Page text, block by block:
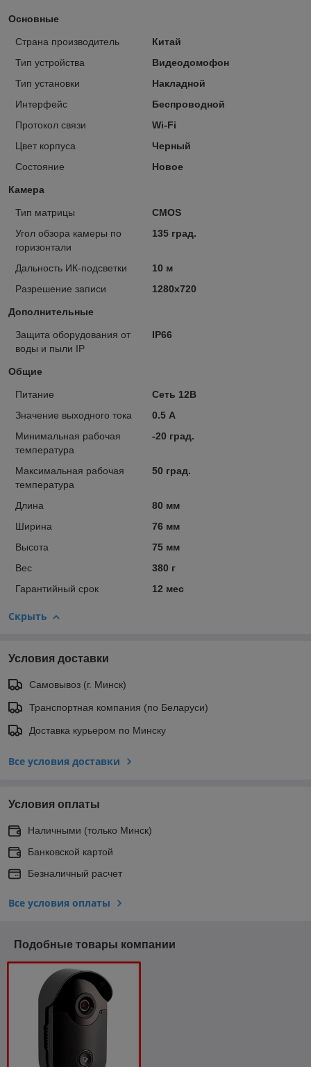
Основные
Страна производитель
Китай
Тип устройства
Видеодомофон
Тип установки
Накладной
Интерфейс
Беспроводной
Протокол связи
Wi-Fi
Цвет корпуса
Черный
Состояние
Новое
Камера
Тип матрицы
CMOS
Угол обзора камеры по
горизонтали
135 град.
Дальность ИК-подсветки
10 м
Разрешение записи
1280х720
Дополнительные
Защита оборудования от
воды и пыли IP
IP66
Общие
Питание
Сеть 12В
Значение выходного тока
0.5 А
Минимальная рабочая
температура
-20 град.
Максимальная рабочая
температура
50 град.
Длина
80 мм
Ширина
76 мм
Высота
75 мм
Вес
380 г
Гарантийный срок
12 мес
Скрыть
Условия доставки
Самовывоз (г. Минск)
Транспортная компания (по Беларуси)
Доставка курьером по Минску
Все условия доставки
Условия оплаты
Наличными (только Минск)
Банковской картой
Безналичный расчет
Все условия оплаты
Подобные товары компании